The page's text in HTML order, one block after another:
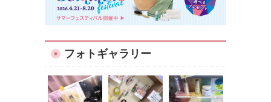
フォトギャラリー